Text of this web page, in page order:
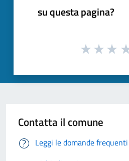
su questa pagina?
Contatta il comune
Leggi le domande frequenti